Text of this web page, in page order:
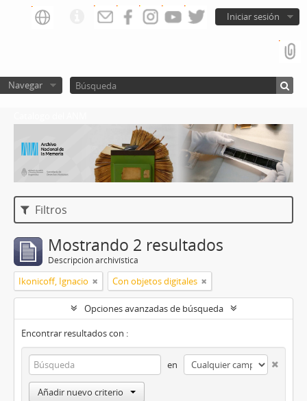
Iniciar sesión
Navegar
Filtros
Mostrando 2 resultados
Descripción archivística
Ikonicoff, Ignacio Con objetos digitales
Opciones avanzadas de búsqueda
Encontrar resultados con :
en
Añadir nuevo criterio